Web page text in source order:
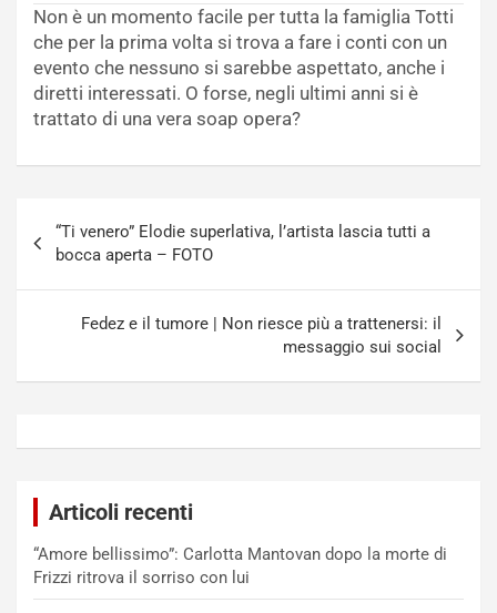
Non è un momento facile per tutta la famiglia Totti
che per la prima volta si trova a fare i conti con un
evento che nessuno si sarebbe aspettato, anche i
diretti interessati. O forse, negli ultimi anni si è
trattato di una vera soap opera?
articoli
“Ti venero” Elodie superlativa, l’artista lascia tutti a
bocca aperta – FOTO
Fedez e il tumore | Non riesce più a trattenersi: il
messaggio sui social
Articoli recenti
“Amore bellissimo”: Carlotta Mantovan dopo la morte di
Frizzi ritrova il sorriso con lui